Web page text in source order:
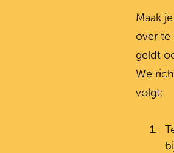
Maak
over te
geldt
We
volgt: